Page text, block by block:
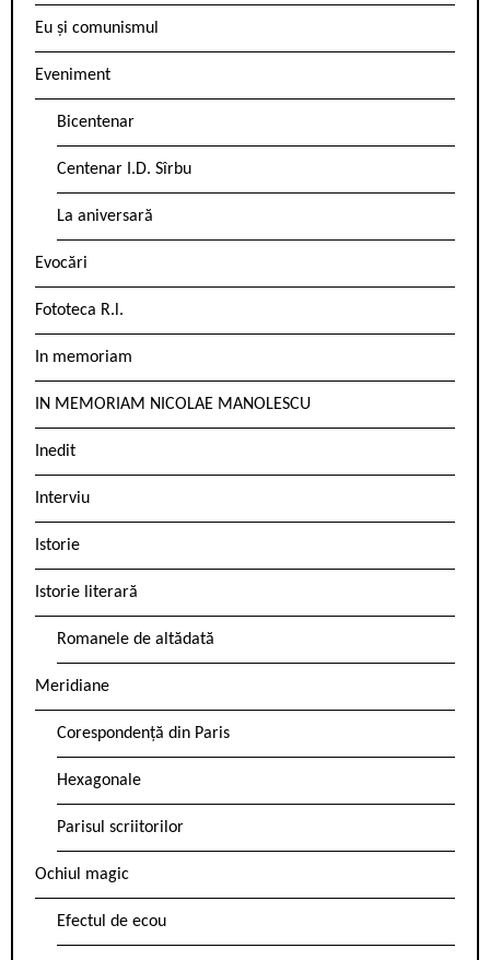
Eu și comunismul
Eveniment
Bicentenar
Centenar I.D. Sîrbu
La aniversară
Evocări
Fototeca R.l.
In memoriam
IN MEMORIAM NICOLAE MANOLESCU
Inedit
Interviu
Istorie
Istorie literară
Romanele de altădată
Meridiane
Corespondență din Paris
Hexagonale
Parisul scriitorilor
Ochiul magic
Efectul de ecou